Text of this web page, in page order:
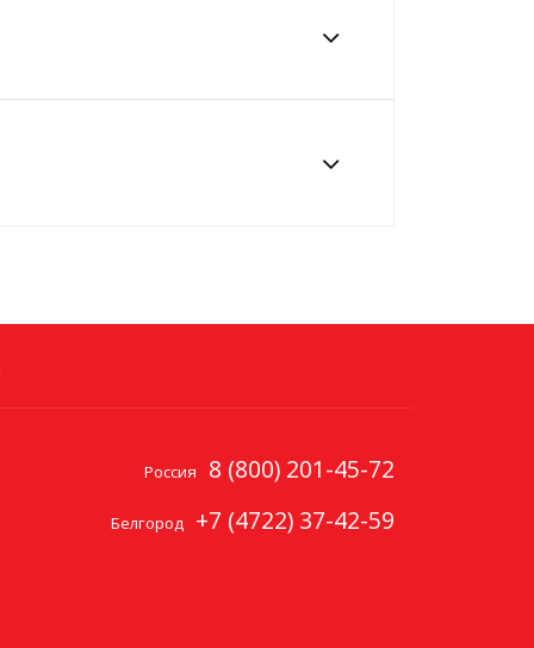
Россия 8 (800) 201-45-72
Белгород +7 (4722) 37-42-59